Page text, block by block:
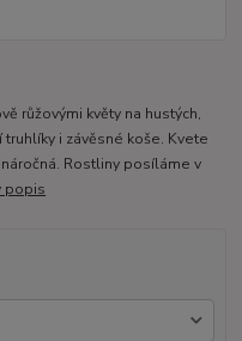
růžovými květy na hustých,
i závěsné koše. Kvete
Rostliny posíláme v
popis